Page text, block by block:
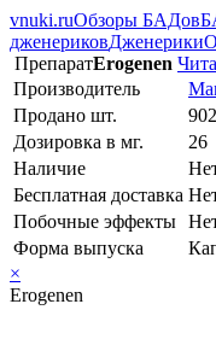
vnuki.ruОбзоры БАДов
дженериковДженерики
ПрепаратErogenen
Производитель
Продано шт.
Дозировка в мг.
26
Наличие
Бесплатная доставка
Побочные эффекты
Форма выпуска
×
Erogenen